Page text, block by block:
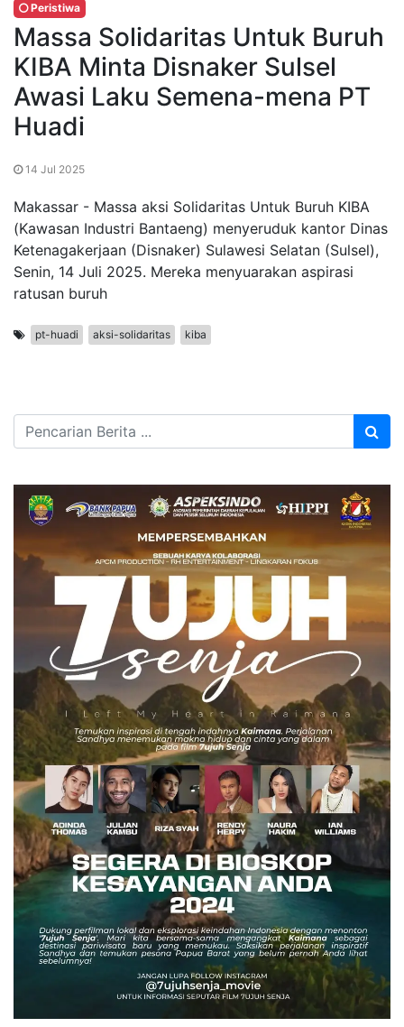
Peristiwa
Massa Solidaritas Untuk Buruh
KIBA Minta Disnaker Sulsel
Awasi Laku Semena-mena PT
Huadi
14 Jul 2025
Makassar - Massa aksi Solidaritas Untuk Buruh KIBA
(Kawasan Industri Bantaeng) menyeruduk kantor Dinas
Ketenagakerjaan (Disnaker) Sulawesi Selatan (Sulsel),
Senin, 14 Juli 2025. Mereka menyuarakan aspirasi
ratusan buruh
pt-huadi aksi-solidaritas kiba